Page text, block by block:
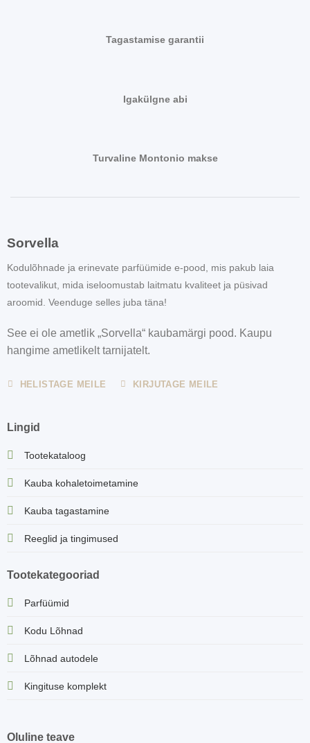
Tagastamise garantii
Igakülgne abi
Turvaline Montonio makse
Sorvella
Kodulõhnade ja erinevate parfüümide e-pood, mis pakub laia
tootevalikut, mida iseloomustab laitmatu kvaliteet ja püsivad
aroomid. Veenduge selles juba täna!
See ei ole ametlik „Sorvella“ kaubamärgi pood. Kaupu
hangime ametlikelt tarnijatelt.
HELISTAGE MEILE KIRJUTAGE MEILE
Lingid
Tootekataloog
Kauba kohaletoimetamine
Kauba tagastamine
Reeglid ja tingimused
Tootekategooriad
Parfüümid
Kodu Lõhnad
Lõhnad autodele
Kingituse komplekt
Oluline teave